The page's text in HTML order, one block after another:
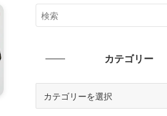
カテゴリー